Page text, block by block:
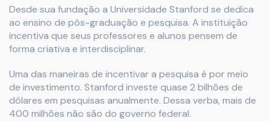
Desde sua fundação a Universidade Stanford se dedica
ao ensino de pós-graduação e pesquisa. A instituição
incentiva que seus professores e alunos pensem de
forma criativa e interdisciplinar.
Uma das maneiras de incentivar a pesquisa é por meio
de investimento. Stanford investe quase 2 bilhões de
dólares em pesquisas anualmente. Dessa verba, mais de
400 milhões não são do governo federal.